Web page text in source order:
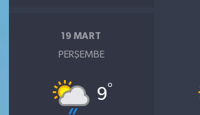
19 MART
PERŞEMBE
9°